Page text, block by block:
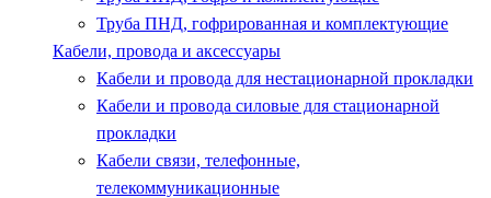
Труба ПНД, гофрированная и комплектующие
Кабели, провода и аксессуары
Кабели и провода для нестационарной прокладки
Кабели и провода силовые для стационарной
прокладки
Кабели связи, телефонные,
телекоммуникационные